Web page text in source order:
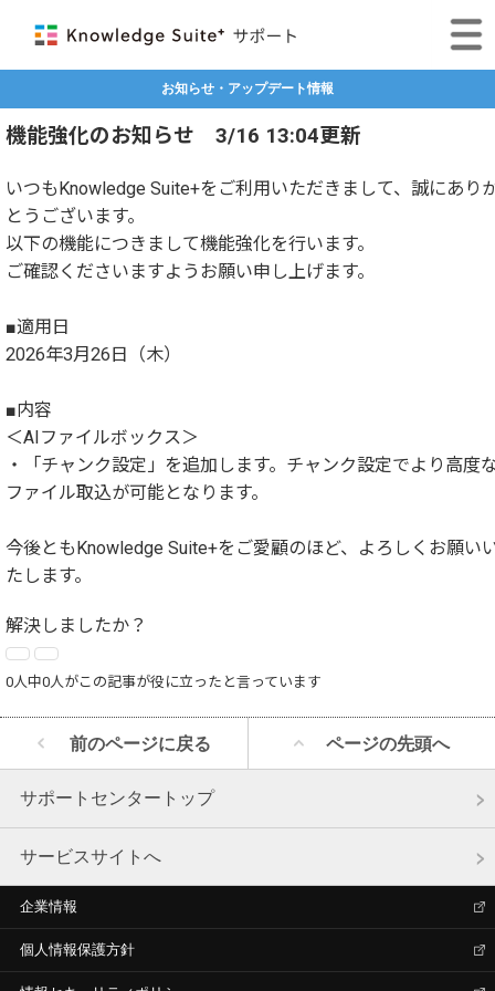
お知らせ・アップデート情報
機能強化のお知らせ 3/16 13:04更新
いつもKnowledge Suite+をご利用いただきまして、誠にあり
とうございます。
以下の機能につきまして機能強化を行います。
ご確認くださいますようお願い申し上げます。
■適用日
2026年3月26日（木）
■内容
＜AIファイルボックス＞
・「チャンク設定」を追加します。チャンク設定でより高度
ファイル取込が可能となります。
今後ともKnowledge Suite+をご愛顧のほど、よろしくお願い
たします。
解決しましたか？
0人中0人がこの記事が役に立ったと言っています
前のページに戻る ページの先頭へ
サポートセンタートップ
サービスサイトへ
企業情報
個人情報保護方針